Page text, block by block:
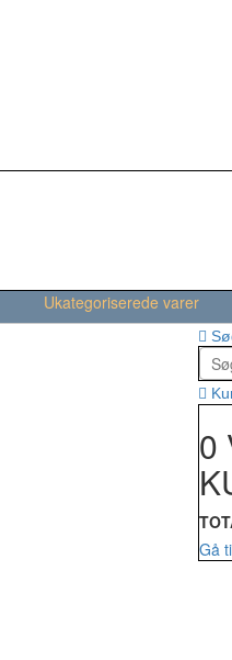
Ukategoriserede varer
0
Gå